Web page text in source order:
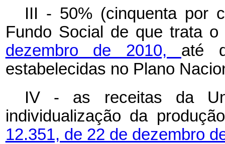
III - 50% (cinquenta por
Fundo Social de que trata o
dezembro de 2010, até
estabelecidas no Plano
IV - as receitas da
individualização da
12.351, de 22 de dezembro